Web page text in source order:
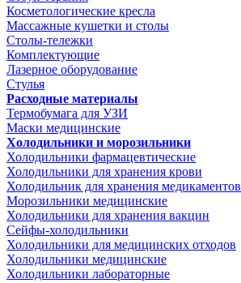
Косметологические кресла
Массажные кушетки и столы
Столы-тележки
Комплектующие
Лазерное оборудование
Стулья
Расходные материалы
Термобумага для УЗИ
Маски медицинские
Холодильники и морозильники
Холодильники фармацевтические
Холодильники для хранения крови
Холодильник для хранения медикаментов
Морозильники медицинские
Холодильники для хранения вакцин
Сейфы-холодильники
Холодильники для медицинских отходов
Холодильники медицинские
Холодильники лабораторные